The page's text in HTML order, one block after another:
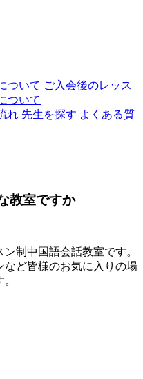
ついて ご入会後のレッス
ついて
れ 先生を探す よくある質
教室ですか
制中国語会話教室です。
など皆様のお気に入りの場